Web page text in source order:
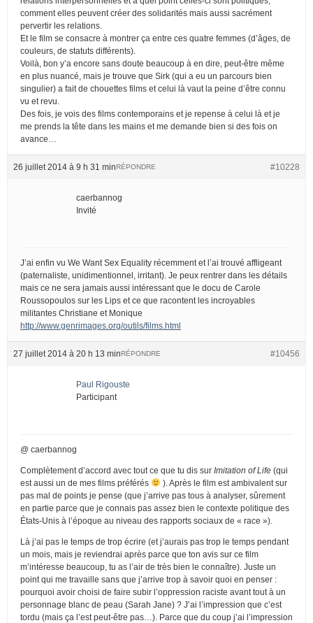
comment elles peuvent créer des solidarités mais aussi sacrément
pervertir les relations.
Et le film se consacre à montrer ça entre ces quatre femmes (d’âges, de
couleurs, de statuts différents).
Voilà, bon y’a encore sans doute beaucoup à en dire, peut-être même
en plus nuancé, mais je trouve que Sirk (qui a eu un parcours bien
singulier) a fait de chouettes films et celui là vaut la peine d’être connu
vu et revu.
Des fois, je vois des films contemporains et je repense à celui là et je
me prends la tête dans les mains et me demande bien si des fois on
avance…
26 juillet 2014 à 9 h 31 min #10228
RÉPONDRE
caerbannog
Invité
J’ai enfin vu We Want Sex Equality récemment et l’ai trouvé affligeant
(paternaliste, unidimentionnel, irritant). Je peux rentrer dans les détails
mais ce ne sera jamais aussi intéressant que le docu de Carole
Roussopoulos sur les Lips et ce que racontent les incroyables
militantes Christiane et Monique
http://www.genrimages.org/outils/films.html
27 juillet 2014 à 20 h 13 min #10456
RÉPONDRE
Paul Rigouste
Participant
@ caerbannog
Complètement d’accord avec tout ce que tu dis sur Imitation of Life (qui
est aussi un de mes films préférés
). Après le film est ambivalent sur
pas mal de points je pense (que j’arrive pas tous à analyser, sûrement
en partie parce que je connais pas assez bien le contexte politique des
États-Unis à l’époque au niveau des rapports sociaux de « race »).
Là j’ai pas le temps de trop écrire (et j’aurais pas trop le temps pendant
un mois, mais je reviendrai après parce que ton avis sur ce film
m’intéresse beaucoup, tu as l’air de très bien le connaître). Juste un
point qui me travaille sans que j’arrive trop à savoir quoi en penser :
pourquoi avoir choisi de faire subir l’oppression raciste avant tout à un
personnage blanc de peau (Sarah Jane) ? J’ai l’impression que c’est
tordu (mais ça l’est peut-être pas…). Parce que du coup j’ai l’impression